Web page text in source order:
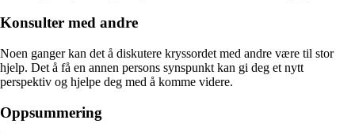
Konsulter med andre
Noen ganger kan det å diskutere kryssordet med andre være til stor
hjelp. Det å få en annen persons synspunkt kan gi deg et nytt
perspektiv og hjelpe deg med å komme videre.
Oppsummering